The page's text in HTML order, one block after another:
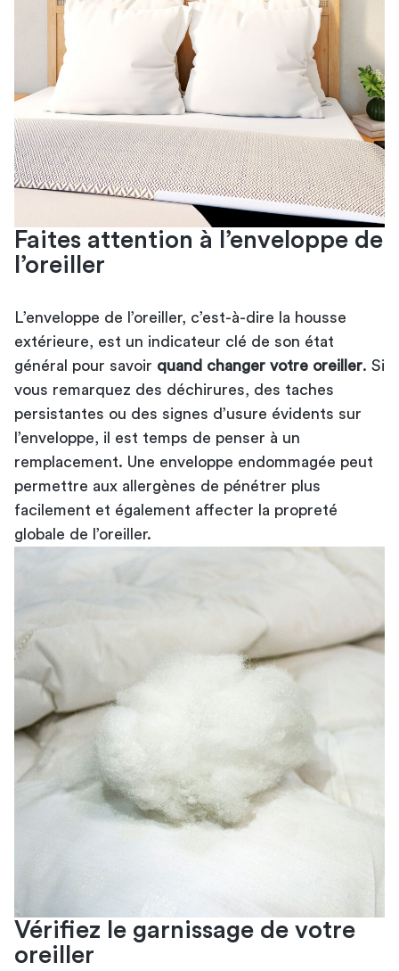
Faites attention à l’enveloppe de
l’oreiller
L’enveloppe de l’oreiller, c’est-à-dire la housse
extérieure, est un indicateur clé de son état
général pour savoir quand changer votre oreiller. Si
vous remarquez des déchirures, des taches
persistantes ou des signes d’usure évidents sur
l’enveloppe, il est temps de penser à un
remplacement. Une enveloppe endommagée peut
permettre aux allergènes de pénétrer plus
facilement et également affecter la propreté
globale de l’oreiller.
Vérifiez le garnissage de votre
oreiller